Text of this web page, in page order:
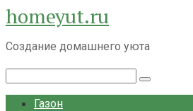
Перейти
к
контенту
homeyut.ru
Создание домашнего уюта
Газон